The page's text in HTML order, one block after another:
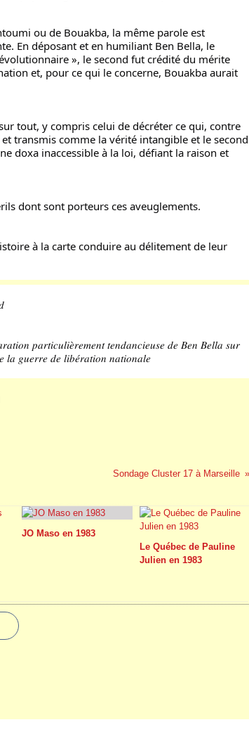
ou de Bouakba, la même parole est
En déposant et en humiliant Ben Bella, le
», le second fut crédité du mérite
et, pour ce qui le concerne, Bouakba aurait
tout, y compris celui de décréter ce qui, contre
transmis comme la vérité intangible et le second
doxa inaccessible à la loi, défiant la raison et
dont sont porteurs ces aveuglements.
à la carte conduire au délitement de leur
𝑝𝑎𝑟𝑡𝑖𝑐𝑢𝑙𝑖𝑒̀𝑟𝑒𝑚𝑒𝑛𝑡 𝑡𝑒𝑛𝑑𝑎𝑛𝑐𝑖𝑒𝑢𝑠𝑒 𝑑𝑒 𝐵𝑒𝑛 𝐵𝑒𝑙𝑙𝑎 𝑠𝑢𝑟
𝑔𝑢𝑒𝑟𝑟𝑒 𝑑𝑒 𝑙𝑖𝑏𝑒́𝑟𝑎𝑡𝑖𝑜𝑛 𝑛𝑎𝑡𝑖𝑜𝑛𝑎𝑙𝑒
Sondage Cluster 17 à Marseille
JO Maso en 1983
Le Québec de Pauline
Julien en 1983